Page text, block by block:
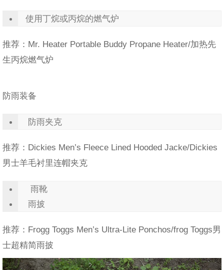
使用丁烷或丙烷的燃气炉
推荐：Mr. Heater Portable Buddy Propane Heater/加热先
生丙烷燃气炉
防雨装备
防雨夹克
推荐：Dickies Men’s Fleece Lined Hooded Jacke/Dickies
男士羊毛衬里连帽夹克
雨靴
雨披
推荐：Frogg Toggs Men’s Ultra-Lite Ponchos/frog Toggs男
士超精简雨披